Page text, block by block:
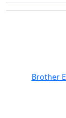
Brother